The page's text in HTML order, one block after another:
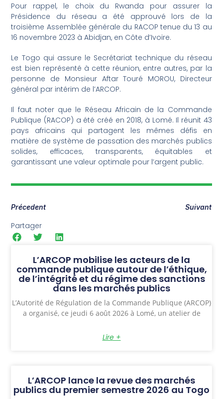
Pour rappel, le choix du Rwanda pour assurer la
Présidence du réseau a été approuvé lors de la
troisième Assemblée générale du RACOP tenue du 13 au
16 novembre 2023 à Abidjan, en Côte d’Ivoire.
Le Togo qui assure le Secrétariat technique du réseau
est bien représenté à cette réunion, entre autres, par la
personne de Monsieur Aftar Touré MOROU, Directeur
général par intérim de l’ARCOP.
Il faut noter que le Réseau Africain de la Commande
Publique (RACOP) a été créé en 2018, à Lomé. Il réunit 43
pays africains qui partagent les mêmes défis en
matière de système de passation des marchés publics
solides, efficaces, transparents, équitables et
garantissant une valeur optimale pour l’argent public.
Précedent Suivant
Partager
L’ARCOP mobilise les acteurs de la
commande publique autour de l’éthique,
de l’intégrité et du régime des sanctions
dans les marchés publics
L’Autorité de Régulation de la Commande Publique (ARCOP)
a organisé, ce jeudi 6 août 2026 à Lomé, un atelier de
Lire +
L’ARCOP lance la revue des marchés
publics du premier semestre 2026 au Togo